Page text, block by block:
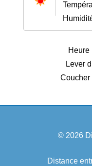
Heure
Lever
Coucher
© 2026
Distance